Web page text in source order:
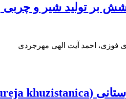
بر تولید شیر و چربی
فوزی، احمد آیت الهی مهرجردی